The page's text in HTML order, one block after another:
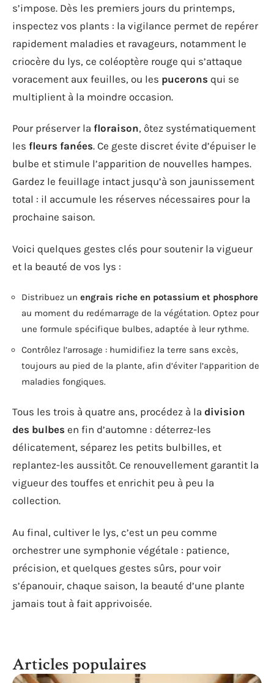
s’impose. Dès les premiers jours du printemps,
inspectez vos plants : la vigilance permet de repérer
rapidement maladies et ravageurs, notamment le
criocère du lys, ce coléoptère rouge qui s’attaque
voracement aux feuilles, ou les pucerons qui se
multiplient à la moindre occasion.
Pour préserver la floraison, ôtez systématiquement
les fleurs fanées. Ce geste discret évite d’épuiser le
bulbe et stimule l’apparition de nouvelles hampes.
Gardez le feuillage intact jusqu’à son jaunissement
total : il accumule les réserves nécessaires pour la
prochaine saison.
Voici quelques gestes clés pour soutenir la vigueur
et la beauté de vos lys :
Distribuez un engrais riche en potassium et phosphore
au moment du redémarrage de la végétation. Optez pour
une formule spécifique bulbes, adaptée à leur rythme.
Contrôlez l’arrosage : humidifiez la terre sans excès,
toujours au pied de la plante, afin d’éviter l’apparition de
maladies fongiques.
Tous les trois à quatre ans, procédez à la division
des bulbes en fin d’automne : déterrez-les
délicatement, séparez les petits bulbilles, et
replantez-les aussitôt. Ce renouvellement garantit la
vigueur des touffes et enrichit peu à peu la
collection.
Au final, cultiver le lys, c’est un peu comme
orchestrer une symphonie végétale : patience,
précision, et quelques gestes sûrs, pour voir
s’épanouir, chaque saison, la beauté d’une plante
jamais tout à fait apprivoisée.
Articles populaires